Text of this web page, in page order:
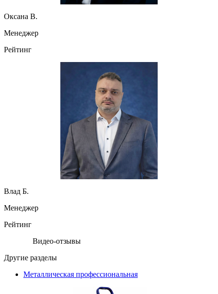
Оксана В.
Менеджер
Рейтинг
Влад Б.
Менеджер
Рейтинг
Видео-отзывы
Другие разделы
Металлическая профессиональная